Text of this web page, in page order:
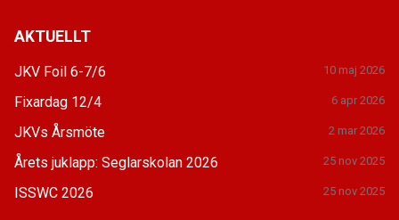
AKTUELLT
JKV Foil 6-7/6 10 maj 2026
Fixardag 12/4 6 apr 2026
JKVs Årsmöte 2 mar 2026
Årets juklapp: Seglarskolan 2026 25 nov 2025
ISSWC 2026 25 nov 2025